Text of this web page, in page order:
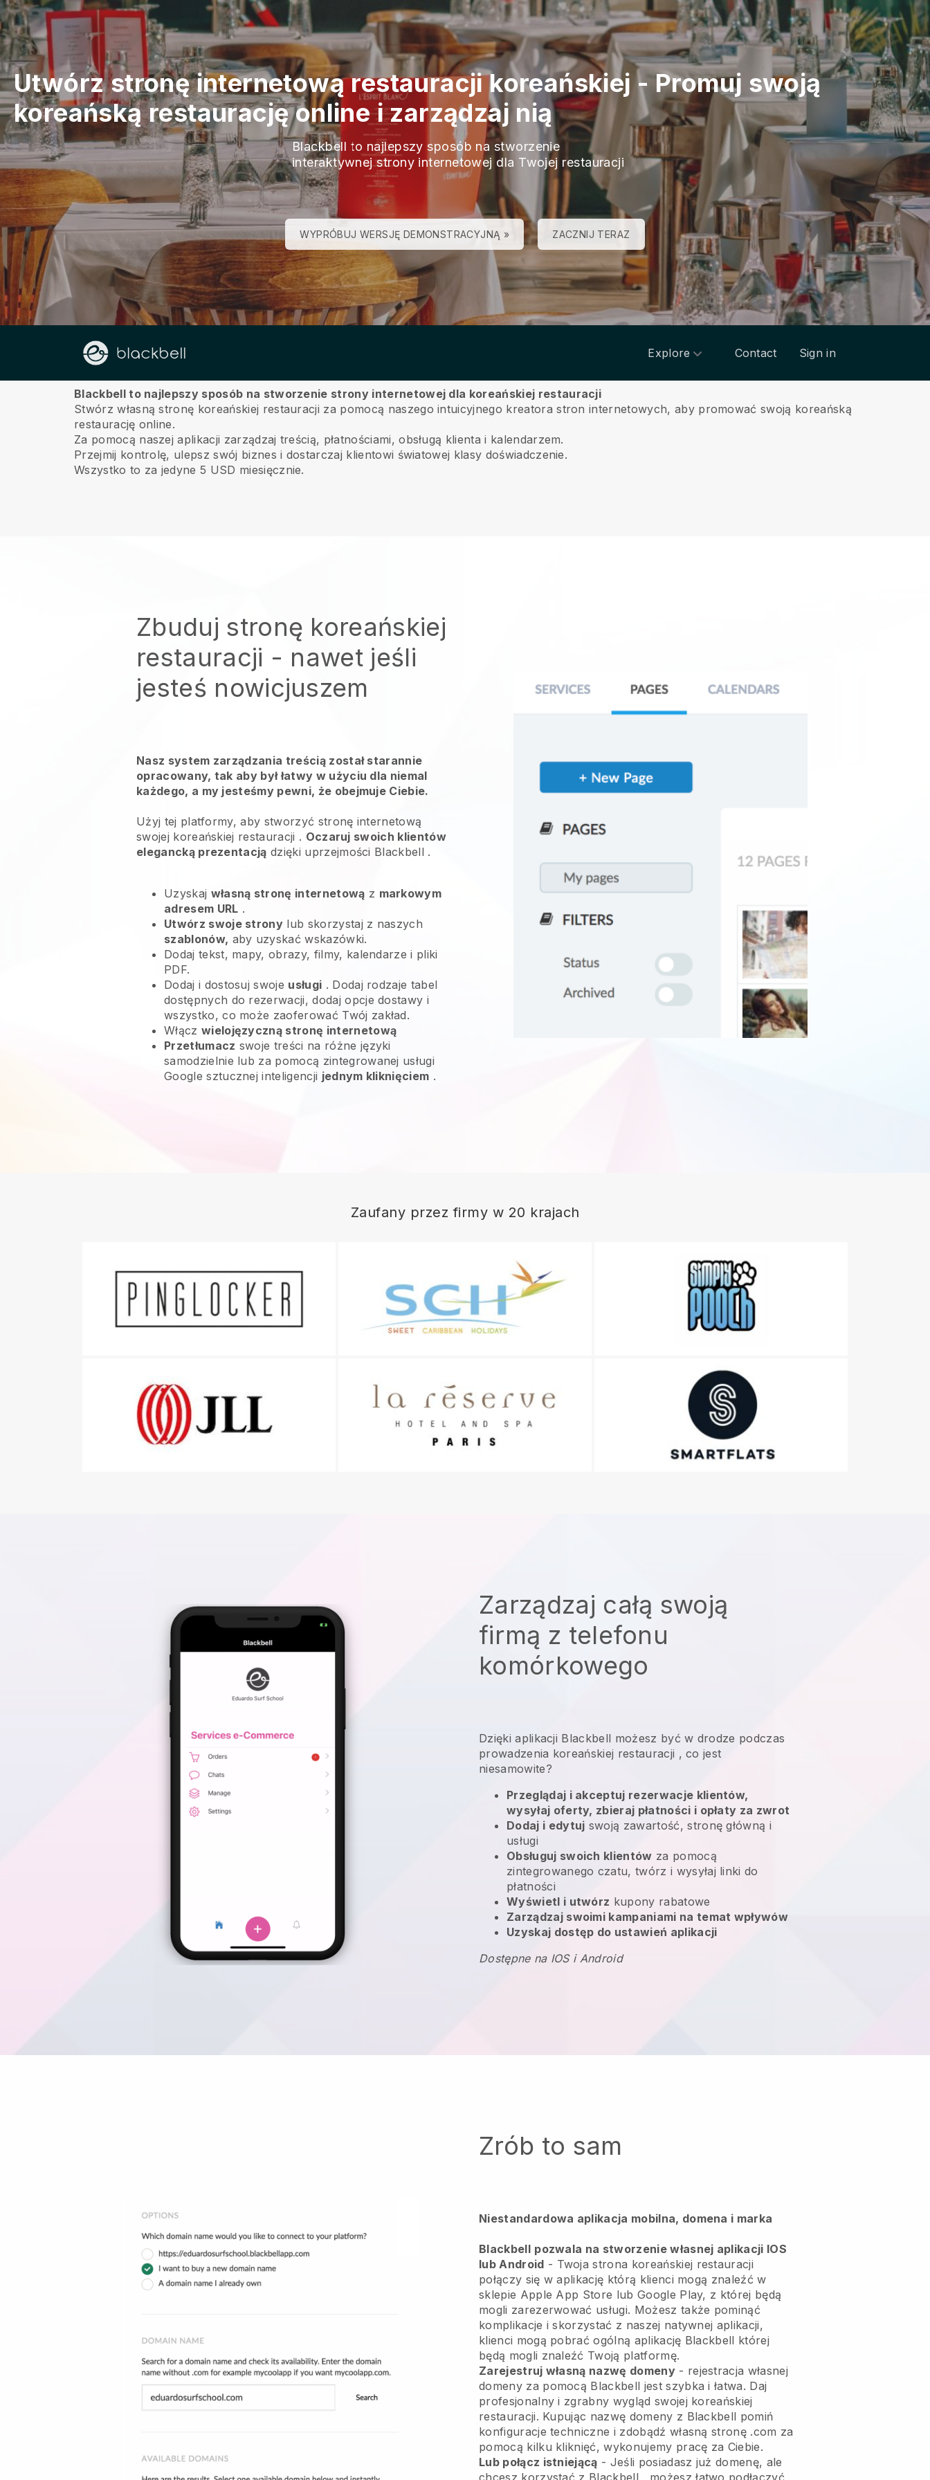
Utwórz stronę internetową restauracji koreańskiej-Promuj swoją
koreańską restaurację online i zarządzaj nią
Blackbell to najlepszy sposób na stworzenie
interaktywnej strony internetowej dla Twojej restauracji
WYPRÓBUJ WERSJĘ DEMONSTRACYJNĄ » ZACZNIJ TERAZ
Explore Contact Sign in
O nas
Blackbell to najlepszy sposób na stworzenie strony internetowej dla koreańskiej restauracji
Stwórz własną stronę koreańskiej restauracji za pomocą naszego intuicyjnego kreatora stron internetowych, aby promować swoją koreańską
restaurację online.
Za pomocą naszej aplikacji zarządzaj treścią, płatnościami, obsługą klienta i kalendarzem.
Przejmij kontrolę, ulepsz swój biznes i dostarczaj klientowi światowej klasy doświadczenie.
Wszystko to za jedyne 5 USD miesięcznie.
Zbuduj stronę koreańskiej
restauracji - nawet jeśli
jesteś nowicjuszem
Nasz system zarządzania treścią został starannie
opracowany, tak aby był łatwy w użyciu dla niemal
każdego, a my jesteśmy pewni, że obejmuje Ciebie.
Użyj tej platformy, aby stworzyć stronę internetową
swojej koreańskiej restauracji . Oczaruj swoich klientów
elegancką prezentacją dzięki uprzejmości Blackbell .
Uzyskaj własną stronę internetową z markowym
adresem URL .
Utwórz swoje strony lub skorzystaj z naszych
szablonów, aby uzyskać wskazówki.
Dodaj tekst, mapy, obrazy, filmy, kalendarze i pliki
PDF.
Dodaj i dostosuj swoje usługi . Dodaj rodzaje tabel
dostępnych do rezerwacji, dodaj opcje dostawy i
wszystko, co może zaoferować Twój zakład.
Włącz wielojęzyczną stronę internetową
Przetłumacz swoje treści na różne języki
samodzielnie lub za pomocą zintegrowanej usługi
Google sztucznej inteligencji jednym kliknięciem .
Zaufany przez firmy w 20 krajach
Zarządzaj całą swoją
firmą z telefonu
komórkowego
Dzięki aplikacji Blackbell możesz być w drodze podczas
prowadzenia koreańskiej restauracji , co jest
niesamowite?
Przeglądaj i akceptuj rezerwacje klientów,
wysyłaj oferty, zbieraj płatności i opłaty za zwrot
Dodaj i edytuj swoją zawartość, stronę główną i
usługi
Obsługuj swoich klientów za pomocą
zintegrowanego czatu, twórz i wysyłaj linki do
płatności
Wyświetl i utwórz kupony rabatowe
Zarządzaj swoimi kampaniami na temat wpływów
Uzyskaj dostęp do ustawień aplikacji
Dostępne na IOS i Android
Zrób to sam
Niestandardowa aplikacja mobilna, domena i marka
Blackbell pozwala na stworzenie własnej aplikacji IOS
lub Android - Twoja strona koreańskiej restauracji
połączy się w aplikację którą klienci mogą znaleźć w
sklepie Apple App Store lub Google Play, z której będą
mogli zarezerwować usługi. Możesz także pominąć
komplikacje i skorzystać z naszej natywnej aplikacji,
klienci mogą pobrać ogólną aplikację Blackbell której
będą mogli znaleźć Twoją platformę.
Zarejestruj własną nazwę domeny- rejestracja własnej
domeny za pomocą Blackbell jest szybka i łatwa. Daj
profesjonalny i zgrabny wygląd swojej koreańskiej
restauracji. Kupując nazwę domeny z Blackbell pomiń
konfiguracje techniczne i zdobądź własną stronę .com za
pomocą kilku kliknięć, wykonujemy pracę za Ciebie.
Lub połącz istniejącą - Jeśli posiadasz już domenę, ale
chcesz korzystać z Blackbell , możesz łatwo podłączyć